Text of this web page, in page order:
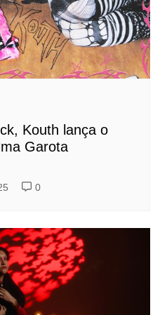
Kouth lança o
Garota
0